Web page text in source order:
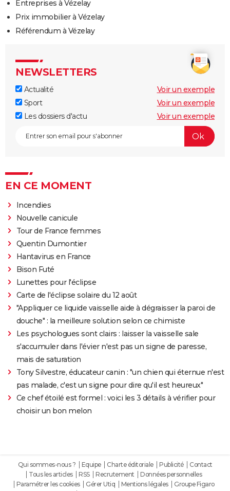
Entreprises à Vézelay
Prix immobilier à Vézelay
Référendum à Vézelay
NEWSLETTERS
Actualité
Voir un exemple
Sport
Voir un exemple
Les dossiers d'actu
Voir un exemple
EN CE MOMENT
Incendies
Nouvelle canicule
Tour de France femmes
Quentin Dumontier
Hantavirus en France
Bison Futé
Lunettes pour l'éclipse
Carte de l'éclipse solaire du 12 août
"Appliquer ce liquide vaisselle aide à dégraisser la paroi de
douche" : la meilleure solution selon ce chimiste
Les psychologues sont clairs : laisser la vaisselle sale
s'accumuler dans l'évier n'est pas un signe de paresse,
mais de saturation
Tony Silvestre, éducateur canin : "un chien qui éternue n'est
pas malade, c'est un signe pour dire qu'il est heureux"
Ce chef étoilé est formel : voici les 3 détails à vérifier pour
choisir un bon melon
Qui sommes-nous ? Equipe Charte éditoriale Publicité
Contact
Tous les articles
RSS Recrutement
Données personnelles
Paramétrer les cookies
Gérer Utiq Mentions légales
Groupe Figaro